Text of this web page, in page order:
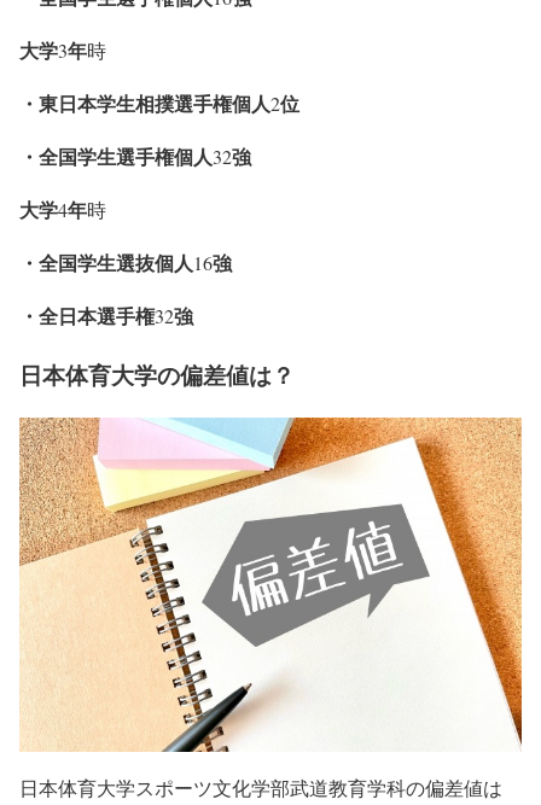
大学3年時
・東日本学生相撲選手権個人2位
・全国学生選手権個人32強
大学4年時
・全国学生選抜個人16強
・全日本選手権32強
日本体育大学の偏差値は？
日本体育大学スポーツ文化学部武道教育学科の偏差値は